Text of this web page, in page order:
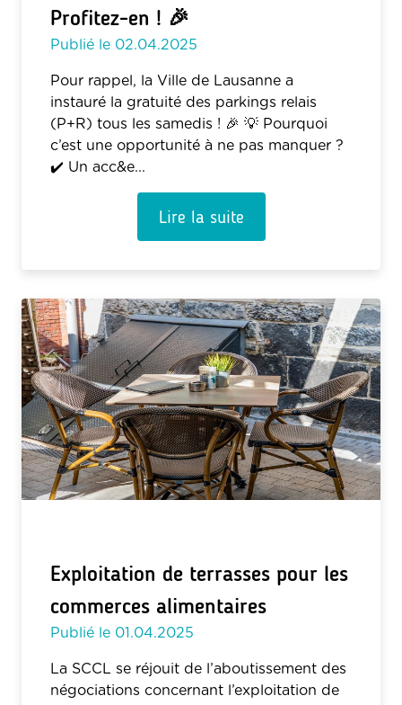
Profitez-en ! 🎉
Publié le 02.04.2025
Pour rappel, la Ville de Lausanne a
instauré la gratuité des parkings relais
(P+R) tous les samedis ! 🎉 💡 Pourquoi
c’est une opportunité à ne pas manquer ?
✔️ Un acc&e...
Lire la suite
Exploitation de terrasses pour les
commerces alimentaires
Publié le 01.04.2025
La SCCL se réjouit de l’aboutissement des
négociations concernant l’exploitation de